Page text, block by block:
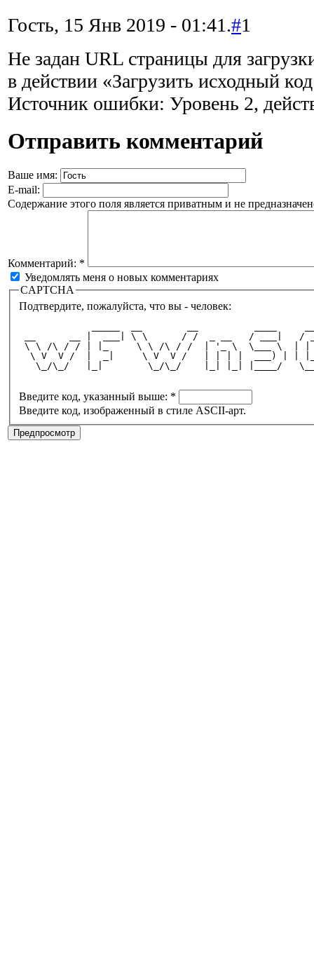
Гость, 15 Янв 2019 - 01:41.#1
Не задан URL страницы для
в действии «Загрузить исходный
Источник ошибки: Уровень 2,
Отправить комментарий
Ваше имя:
E-mail:
Содержание этого поля является приватным и не
Комментарий: *
Уведомлять меня о новых комментариях
CAPTCHA
Подтвердите, пожалуйста, что вы - человек:
__      __ |  ___| \ \      / /  _ __   / ___|   /
\ \ /\ / / | |_     \ \ /\ / /  | '_ \  \___ \  |
\ V  V /  |  _|     \ V  V /   | | | |  ___) | |
\_/\_/   |_|        \_/\_/    |_| |_| |____/
Введите код, указанный выше: *
Введите код, изображенный в стиле ASCII-арт.